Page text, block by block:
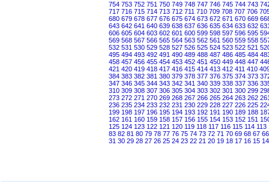
754 753 752 751 750 749 748 747 746 745 744 743
717 716 715 714 713 712 711 710 709 708 707 706
680 679 678 677 676 675 674 673 672 671 670 669
643 642 641 640 639 638 637 636 635 634 633 632
606 605 604 603 602 601 600 599 598 597 596 595
569 568 567 566 565 564 563 562 561 560 559 558
532 531 530 529 528 527 526 525 524 523 522 521
495 494 493 492 491 490 489 488 487 486 485 484
458 457 456 455 454 453 452 451 450 449 448 447
421 420 419 418 417 416 415 414 413 412 411 410
384 383 382 381 380 379 378 377 376 375 374 373
347 346 345 344 343 342 341 340 339 338 337 336
310 309 308 307 306 305 304 303 302 301 300 299
273 272 271 270 269 268 267 266 265 264 263 262
236 235 234 233 232 231 230 229 228 227 226 225
199 198 197 196 195 194 193 192 191 190 189 188
162 161 160 159 158 157 156 155 154 153 152 151
125 124 123 122 121 120 119 118 117 116 115 114 113
83 82 81 80 79 78 77 76 75 74 73 72 71 70 69 68 67 66
31 30 29 28 27 26 25 24 23 22 21 20 19 18 17 16 15 14